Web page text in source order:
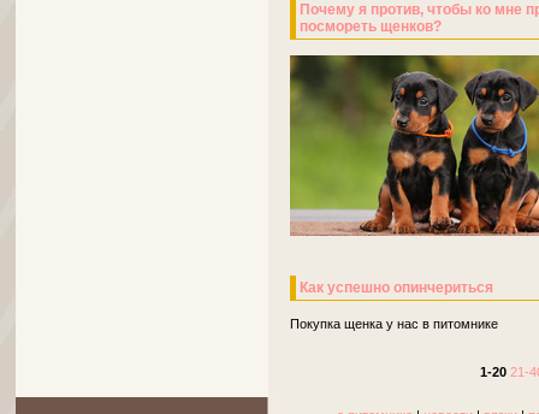
Почему я против, чтобы ко мне
посмореть щенков?
Как успешно опинчериться
Покупка щенка у нас в питомнике
1-20 21-